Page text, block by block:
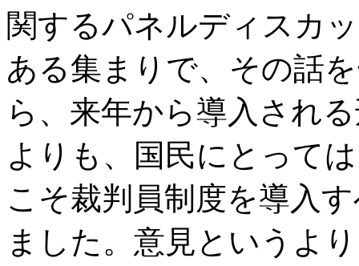
関するパネルディスカ
ある集まりで、その話
ら、来年から導入され
よりも、国民にとって
こそ裁判員制度を導入
ました。意見というよ